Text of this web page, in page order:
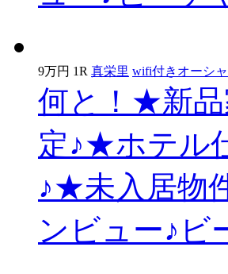
9万円 1R 真栄里 wifi付き オーシ
何と！★新品
定♪★ホテル
♪★未入居物
ンビュー♪ビ